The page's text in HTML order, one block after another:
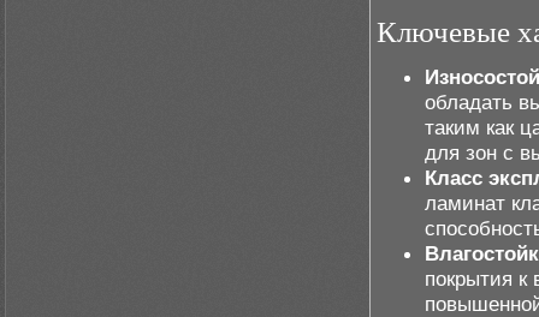
Ключевые
обладать
таким как
для зон с
Класс
ламинат
покрытия к